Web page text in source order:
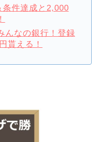
件達成と2,000
んなの銀行！登録
貰える！